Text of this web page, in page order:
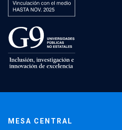
MESA CENTRAL